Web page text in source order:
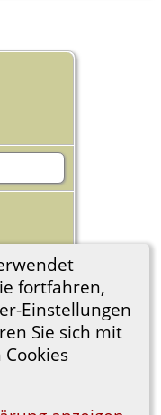
fortfahren,
Einstellungen
Sie sich mit